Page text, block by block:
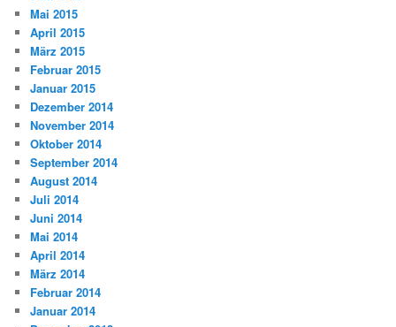
Mai 2015
April 2015
März 2015
Februar 2015
Januar 2015
Dezember 2014
November 2014
Oktober 2014
September 2014
August 2014
Juli 2014
Juni 2014
Mai 2014
April 2014
März 2014
Februar 2014
Januar 2014